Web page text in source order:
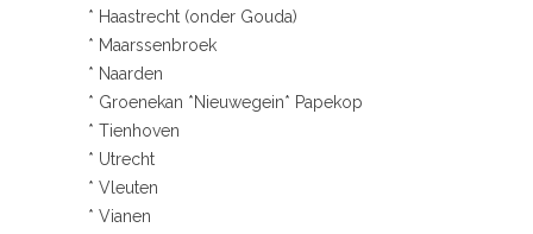
* Haastrecht (onder Gouda)
* Maarssenbroek
* Naarden
* Groenekan *Nieuwegein* Papekop
* Tienhoven
* Utrecht
* Vleuten
* Vianen